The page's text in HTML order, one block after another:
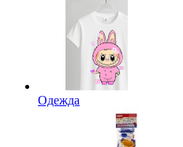
Одежда